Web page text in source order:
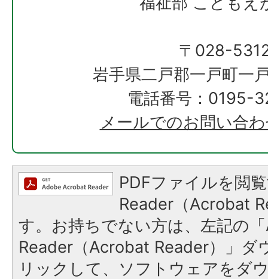
〒028-
岩手県二戸郡一戸町一
電話番号：0195-
メールでのお問い合
PDFファイルを閲
Reader（Acrobat
す。お持ちでない方は、左記の
Reader（Acrobat Reader）」ダ
リックして、ソフトウェアをダ